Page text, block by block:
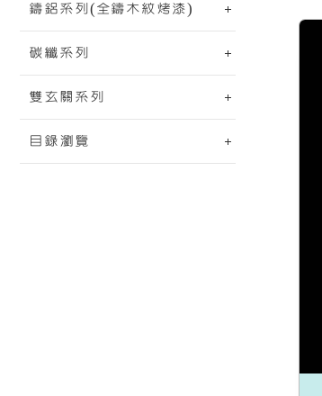
鑄鋁系列(全鑄木紋烤漆)
碳纖系列
雙玄關系列
目錄瀏覽